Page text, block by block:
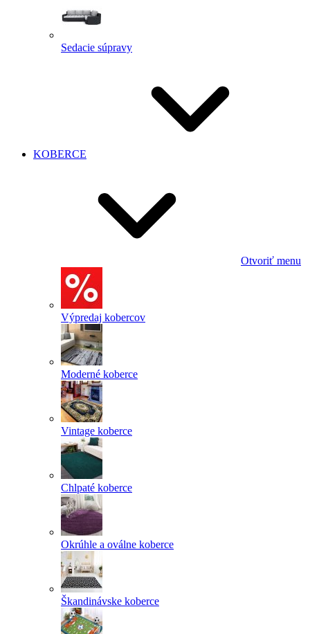
Sedacie súpravy
KOBERCE
Otvoriť menu
Výpredaj kobercov
Moderné koberce
Vintage koberce
Chlpaté koberce
Okrúhle a oválne koberce
Škandinávske koberce